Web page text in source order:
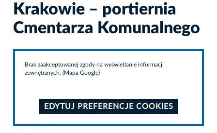
Krakowie – portiernia
Cmentarza Komunalnego
Brak zaakceptowanej zgody na wyświetlanie informacji
zewnętrznych. (Mapa Google)
EDYTUJ PREFERENCJE COOKIES